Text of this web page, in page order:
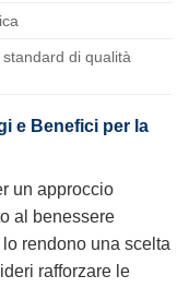
di qualità
e Benefici per la
un approccio
al benessere
rendono una scelta
rafforzare le